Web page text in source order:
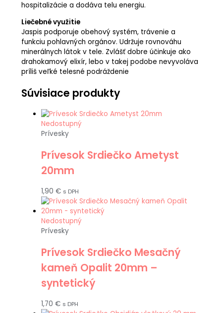
hospitalizácie a dodáva telu energiu.
Liečebné využitie
Jaspis podporuje obehový systém, trávenie a
funkciu pohlavných orgánov. Udržuje rovnováhu
minerálnych látok v tele. Zvlášť dobre účinkuje ako
drahokamový elixír, lebo v takej podobe nevyvoláva
príliš veľké telesné podráždenie
Súvisiace produkty
Nedostupný
Prívesky
Prívesok Srdiečko Ametyst
20mm
1,90 € s DPH
Nedostupný
Prívesky
Prívesok Srdiečko Mesačný
kameň Opalit 20mm –
syntetický
1,70 € s DPH